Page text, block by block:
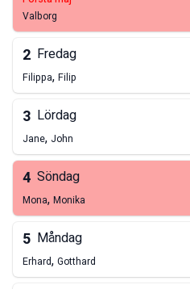
Valborg
2 Fredag
Filippa, Filip
3 Lördag
Jane, John
4 Söndag
Mona, Monika
5 Måndag
Erhard, Gotthard